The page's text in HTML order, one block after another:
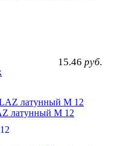
15.46 руб.
латунный М 12